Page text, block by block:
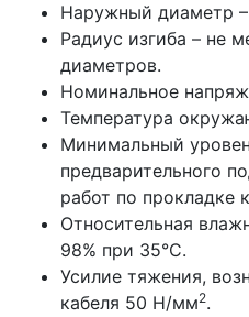
Наружный диаметр
Радиус изгиба – не
диаметров.
Номинальное
Температура
Минимальный
предварительного
работ по прокладке
Относительная
98% при 35°С.
Усилие тяжения,
кабеля 50 Н/мм2.